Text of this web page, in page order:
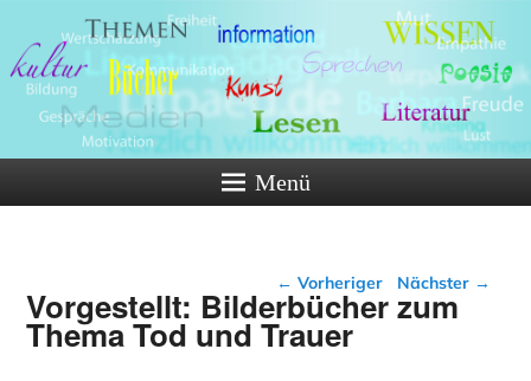
Menü
Beitragsnavigation
← Vorheriger Nächster →
Vorgestellt: Bilderbücher zum
Thema Tod und Trauer